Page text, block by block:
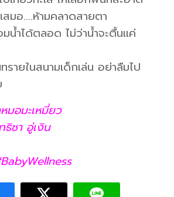
สมอ….ห้ามคลาดสายตา
มน้ำได้ตลอด ไม่ว่าน้ำจะตื้นแค่
รายในสนามเด็กเล่น อย่าลืมไป
อมะเหมี่ยว
ชา อู่เงิน